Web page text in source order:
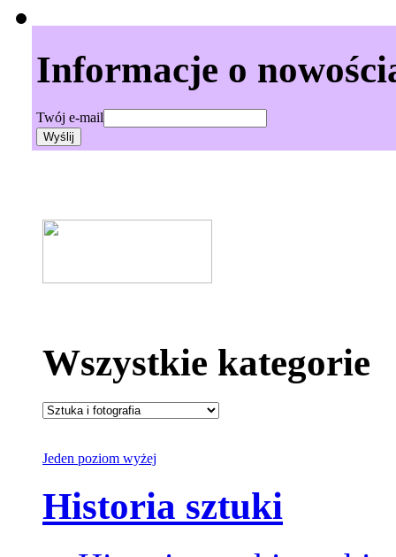
Informacje o
Twój e-mail
Wszystkie kategorie
Jeden poziom wyżej
Historia sztuki